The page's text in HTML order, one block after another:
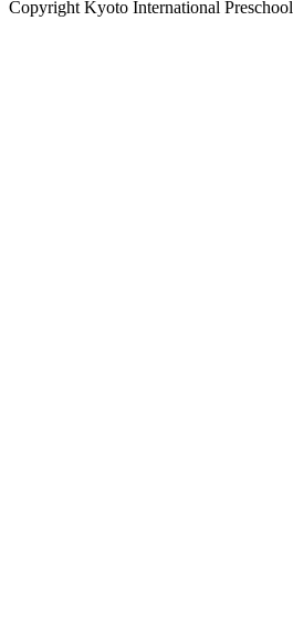
Copyright Kyoto International Preschool